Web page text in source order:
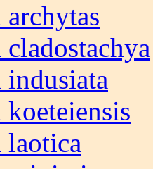
indusiata
laotica